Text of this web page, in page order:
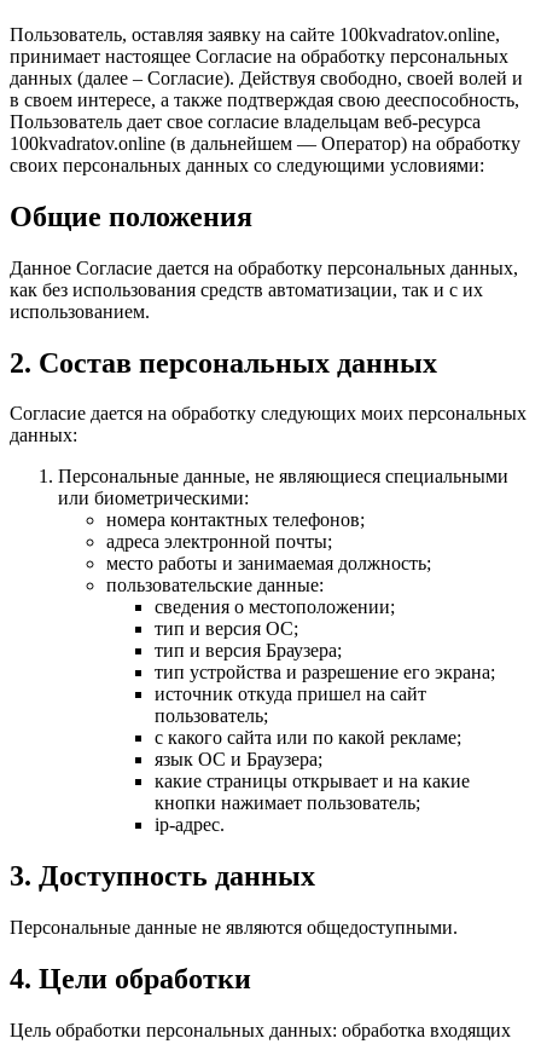
Пользователь, оставляя заявку на сайте 100kvadratov.online,
принимает настоящее Согласие на обработку персональных
данных (далее – Согласие). Действуя свободно, своей волей и
в своем интересе, а также подтверждая свою дееспособность,
Пользователь дает свое согласие владельцам веб-ресурса
100kvadratov.online (в дальнейшем — Оператор) на обработку
своих персональных данных со следующими условиями:
Общие положения
Данное Согласие дается на обработку персональных данных,
как без использования средств автоматизации, так и с их
использованием.
2. Состав персональных данных
Согласие дается на обработку следующих моих персональных
данных:
Персональные данные, не являющиеся специальными
или биометрическими:
номера контактных телефонов;
адреса электронной почты;
место работы и занимаемая должность;
пользовательские данные:
сведения о местоположении;
тип и версия ОС;
тип и версия Браузера;
тип устройства и разрешение его экрана;
источник откуда пришел на сайт
пользователь;
с какого сайта или по какой рекламе;
язык ОС и Браузера;
какие страницы открывает и на какие
кнопки нажимает пользователь;
ip-адрес.
3. Доступность данных
Персональные данные не являются общедоступными.
4. Цели обработки
Цель обработки персональных данных: обработка входящих